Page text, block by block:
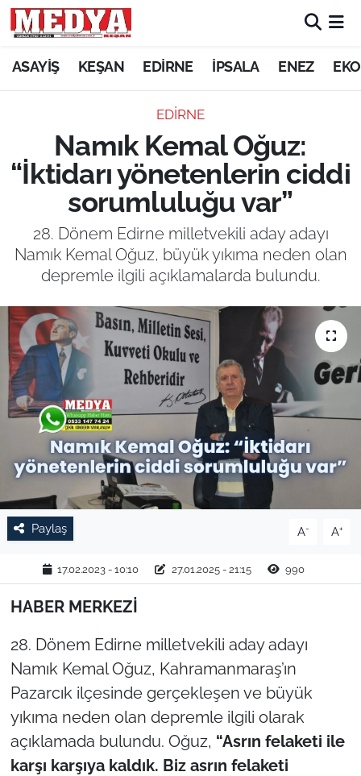
ASAYİŞ KEŞAN EDİRNE İPSALA ENEZ
EDİRNE
Namık Kemal Oğuz:
“İktidarı yönetenlerin ciddi
sorumluluğu var”
28. Dönem Edirne milletvekili aday adayı
Namık Kemal Oğuz, büyük yıkıma neden olan
depremle ilgili açıklamalarda bulundu.
Paylaş A- A+
17.02.2023 - 10:10 27.01.2025 - 21:15 990
HABER MERKEZİ
28. Dönem Edirne milletvekili aday adayı
Namık Kemal Oğuz, Kahramanmaraş’ın
Pazarcık ilçesinde gerçekleşen ve büyük
yıkıma neden olan depremle ilgili olarak
açıklamada bulundu. Oğuz, “Asrın felaketi ile
karşı karşıya kaldık. Biz asrın felaketi
KEŞAN
ASAYİŞ
SİYASET
GÜNDEM
EKONOMİ
SAĞLIK
EĞİTİM
TARIM VE HAYVANCILIK
KÜLTÜR SANAT
RESMİ İLAN
SPOR
TEKİRDAĞ
KIRKLARELİ
ÇANAKKALE
TÜRKİYE